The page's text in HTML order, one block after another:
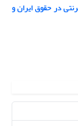
در حقوق ایران و